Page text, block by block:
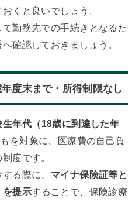
くと良いでしょう。
勤務先での手続きとなるた
確認しておきましょう。
度末まで・所得制限なし
生年代（18歳に到達した年
を対象に、医療費の自己負
度です。
る際に、 マイナ保険証等と
を提示することで、保険診療